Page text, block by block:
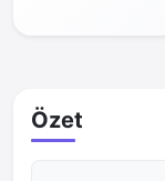
Özet